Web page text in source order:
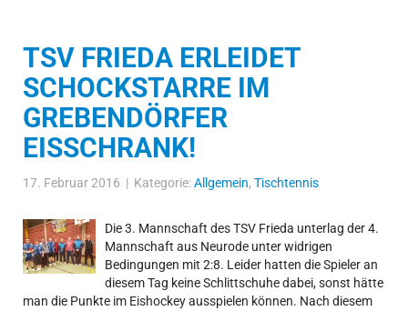
TSV FRIEDA ERLEIDET
SCHOCKSTARRE IM
GREBENDÖRFER
EISSCHRANK!
17. Februar 2016 | Kategorie:Allgemein, Tischtennis
Die 3. Mannschaft des TSV Frieda unterlag der 4.
Mannschaft aus Neurode unter widrigen
Bedingungen mit 2:8. Leider hatten die Spieler an
diesem Tag keine Schlittschuhe dabei, sonst hätte
man die Punkte im Eishockey ausspielen können. Nach diesem